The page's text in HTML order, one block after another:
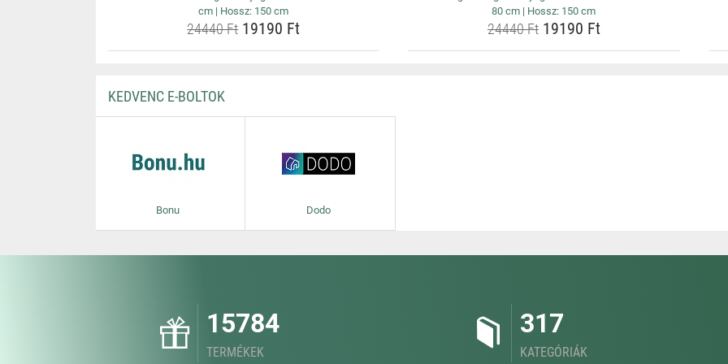
cm | Hossz: 150 cm
24440 Ft19190 Ft
80 cm | Hossz: 150 cm
24440 Ft19190 Ft
KEDVENC E-BOLTOK
Bonu Dodo
15784
TERMÉKEK
317
KATEGÓRIÁK